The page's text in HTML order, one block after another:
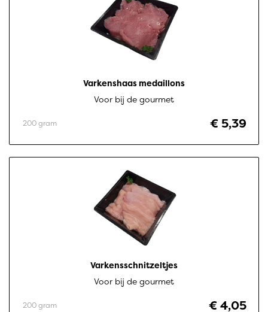
Varkenshaas medaillons
Voor bij de gourmet
€ 5,39
200 gram
Varkensschnitzeltjes
Voor bij de gourmet
€ 4,05
200 gram